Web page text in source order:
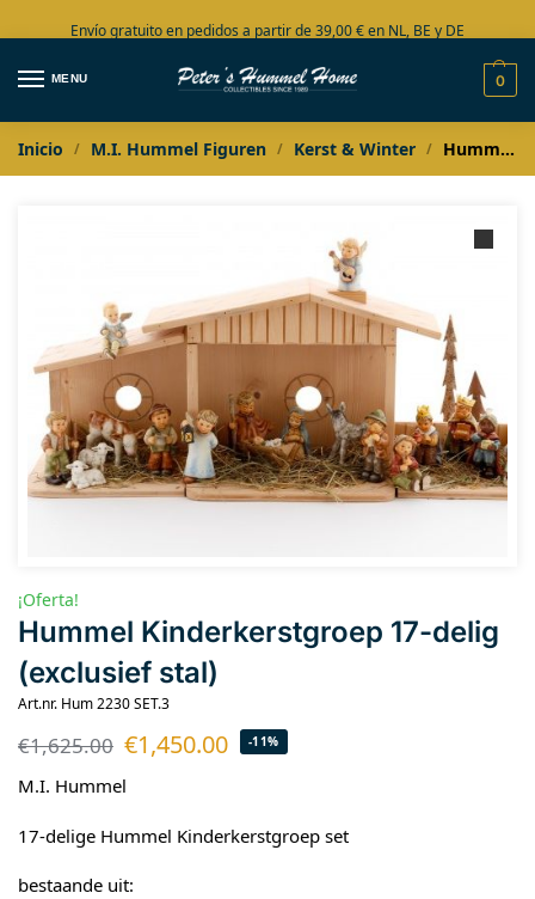
Envío gratuito en pedidos a partir de 39,00 € en NL, BE y DE
Amplia colección en stock
MENU 0
Inicio / M.I. Hummel Figuren / Kerst & Winter / Hummel Kinderkerstgroep 17-delig (exclusief stal)
¡Oferta!
Hummel Kinderkerstgroep 17-delig
(exclusief stal)
Art.nr. Hum 2230 SET.3
€1,625.00 €1,450.00 -11%
M.I. Hummel
17-delige Hummel Kinderkerstgroep set
bestaande uit: